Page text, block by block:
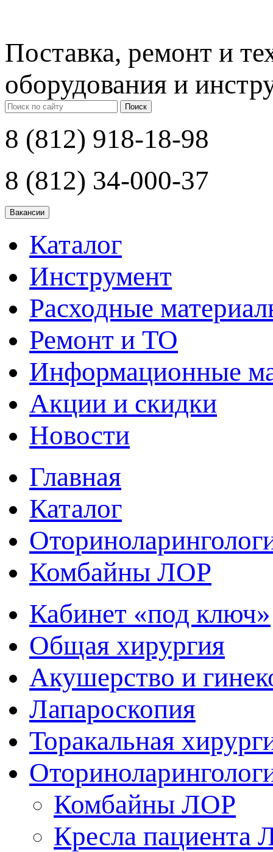
Поставка, ремонт и
оборудования и
Поиск
8 (812) 918-18-98
8 (812) 34-000-37
Каталог
Инструмент
Расходные
Ремонт и ТО
Информационные
Акции и скидки
Новости
Главная
Каталог
Комбайны ЛОР
Кабинет «под ключ»
Общая хирургия
Акушерство и
Лапароскопия
Торакальная
Комбайны ЛОР
Кресла пациента